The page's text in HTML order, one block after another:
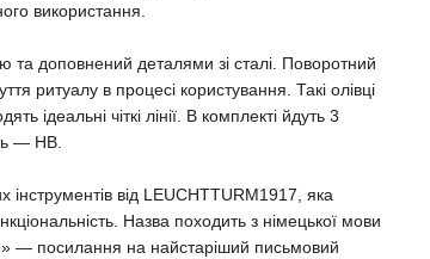
використання.
та доповнений деталями зі сталі. Поворотний
ритуалу в процесі користування. Такі олівці
ідеальні чіткі лінії. В комплекті йдуть 3
— HB.
від LEUCHTTURM1917, яка
Назва походить з німецької мови
— посилання на найстаріший письмовий